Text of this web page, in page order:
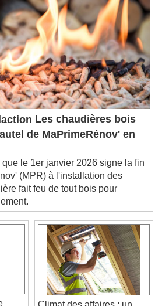
off, selected
, opens subtitles
off, selected
Fullscreen
window.
Opacity
Background
Les chaudières bois
de MaPrimeRénov' en
le 1er janvier 2026 signe la fin
(MPR) à l'installation des
fait feu de tout bois pour